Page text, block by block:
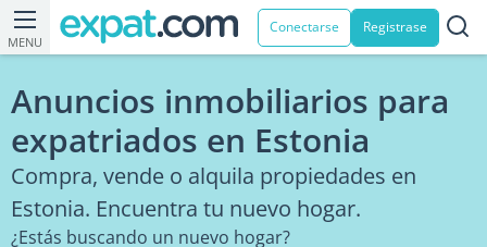
MENU
Conectarse Registrase
Anuncios inmobiliarios para
expatriados en Estonia
Compra, vende o alquila propiedades en
Estonia. Encuentra tu nuevo hogar.
¿Estás buscando un nuevo hogar?